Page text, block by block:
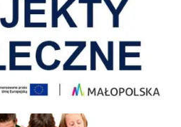
rekrutacji na rok szkolny 2026/2027